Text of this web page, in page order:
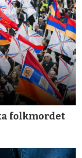
folkmordet